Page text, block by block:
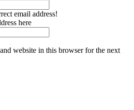
email address!
here
website in this browser for the next